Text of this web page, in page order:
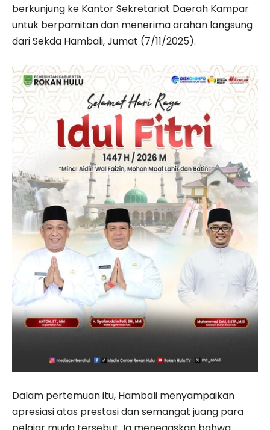
berkunjung ke Kantor Sekretariat Daerah Kampar
untuk berpamitan dan menerima arahan langsung
dari Sekda Hambali, Jumat (7/11/2025).
Dalam pertemuan itu, Hambali menyampaikan
apresiasi atas prestasi dan semangat juang para